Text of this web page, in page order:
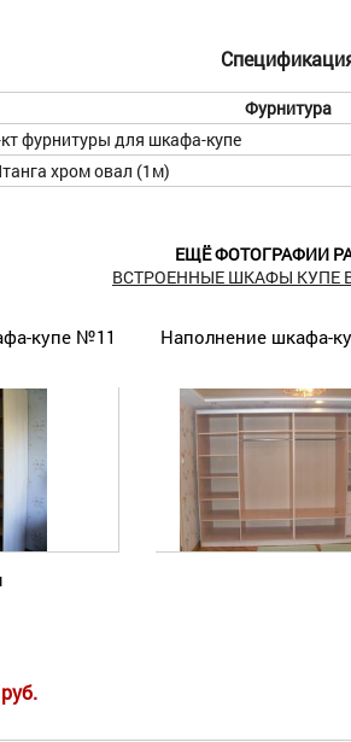
Фурнитура
фурнитуры для шкафа-купе
хром овал (1м)
ЕЩЁ ФОТОГРАФИИ
ВСТРОЕННЫЕ ШКАФЫ КУПЕ
купе №11 Наполнение шкафа-